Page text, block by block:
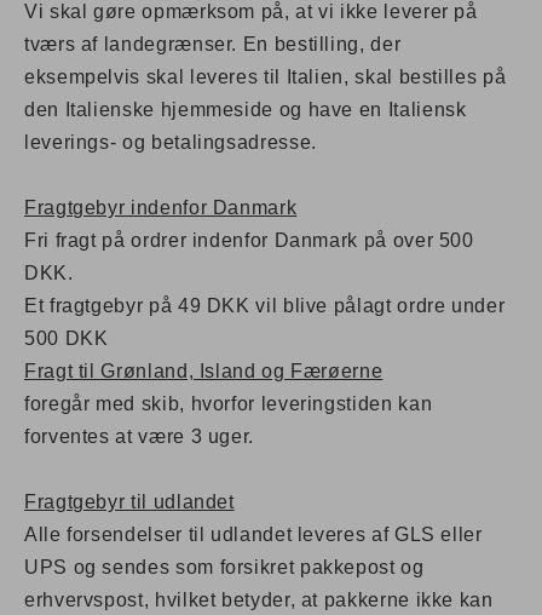
Vi skal gøre opmærksom på, at vi ikke leverer på
tværs af landegrænser. En bestilling, der
eksempelvis skal leveres til Italien, skal bestilles på
den Italienske hjemmeside og have en Italiensk
leverings- og betalingsadresse.
Fragtgebyr indenfor Danmark
Fri fragt på ordrer indenfor Danmark på over 500
DKK.
Et fragtgebyr på 49 DKK vil blive pålagt ordre under
500 DKK
Fragt til Grønland, Island og Færøerne
foregår med skib, hvorfor leveringstiden kan
forventes at være 3 uger.
Fragtgebyr til udlandet
Alle forsendelser til udlandet leveres af GLS eller
UPS og sendes som forsikret pakkepost og
erhvervspost, hvilket betyder, at pakkerne ikke kan